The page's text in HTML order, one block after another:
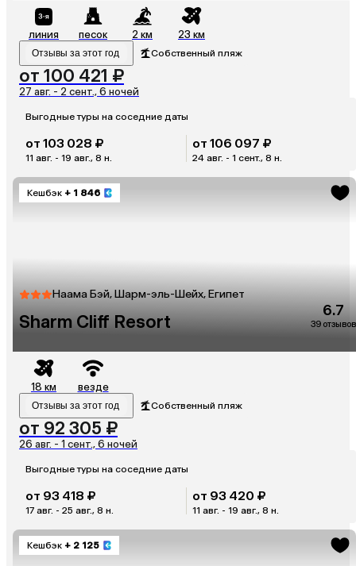
линия песок 2 км 23 км
Отзывы за этот год Собственный пляж
от 100 421 ₽
27 авг. - 2 сент., 6 ночей
Выгодные туры на соседние даты
от 103 028 ₽
11 авг. - 19 авг., 8 н.
от 106 097 ₽
24 авг. - 1 сент., 8 н.
Кешбэк + 1 846
Наама Бэй, Шарм-эль-Шейх, Египет
Sharm Cliff Resort
6.7
39 отзывов
18 км везде
Отзывы за этот год Собственный пляж
от 92 305 ₽
26 авг. - 1 сент., 6 ночей
Выгодные туры на соседние даты
от 93 418 ₽
17 авг. - 25 авг., 8 н.
от 93 420 ₽
11 авг. - 19 авг., 8 н.
Кешбэк + 2 125